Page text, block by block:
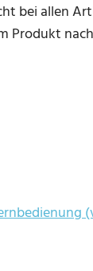
bei allen
Produkt